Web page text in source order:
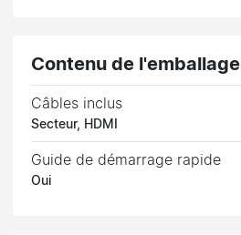
Contenu de l'emballage
Câbles inclus
Secteur, HDMI
Guide de démarrage rapide
Oui